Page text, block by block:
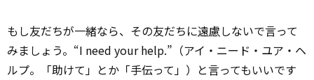
もし友だちが一緒なら、その友だちに遠慮しないで言って
みましょう。“I need your help.”（アイ・ニード・ユア・ヘ
ルプ。「助けて」とか「手伝って」）と言ってもいいです